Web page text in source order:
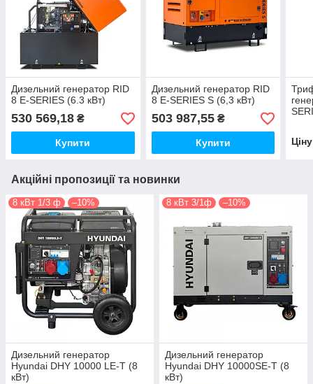
Дизельний генератор RID
8 E-SERIES (6.3 кВт)
530 569,18 ₴
Купити
Дизельний генератор RID
8 E-SERIES S (6,3 кВт)
503 987,55₴
Купити
Акційні пропозиції та новинки
8 кВт 1/3 ф –10%
Дизельний генератор
Hyundai DHY 10000 LE-T (8
кВт)
8 кВт 3/1ф –10%
Дизельний генератор
Hyundai DHY 10000SE-T (8
кВт)